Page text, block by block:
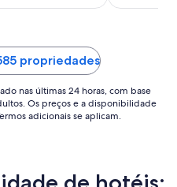
9
ago.
a
10
de
ago..
propriedades
nas últimas 24 horas, com base
Os preços e a disponibilidade
adicionais se aplicam.